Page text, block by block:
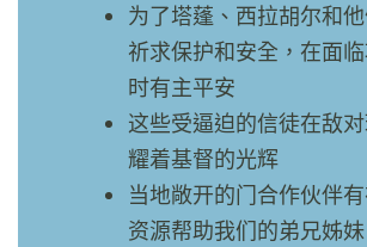
为了塔蓬、西拉胡尔和
祈求保护和安全，在面
时有主平安
这些受逼迫的信徒在敌
耀着基督的光辉
当地敞开的门合作伙伴
资源帮助我们的弟兄姊妹